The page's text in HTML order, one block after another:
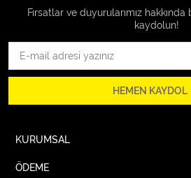
Fırsatlar ve duyurularımız
kaydolun!
HEMEN KAYDOL
KURUMSAL
ÖDEME